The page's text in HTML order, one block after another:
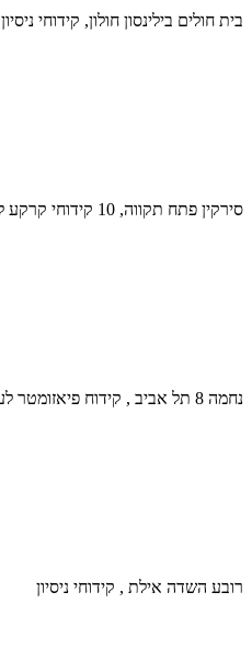
בית חולים בילינסון חולון, קידוחי ניסיון
סירקין פתח תקווה, 10 קידוחי קרקע לעומקים 20-25 מטר
נחמה 8 תל אביב , קידוח פיאזומטר לעומק 12 מטר והשפלת מי תהום
רובע השדה אילת , קידוחי ניסיון